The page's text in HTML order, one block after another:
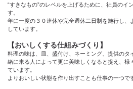
“すきなもの”のレベルを上げるために、社員のイ
す。
年に一度の３０連休や完全週休二日制を施行し、
しています。
【おいしくする仕組みづくり】
料理の味は、皿、盛付け、ネーミング、提供のタ
緒に来る人によって更に美味しくなると捉え、様
ています。
よりおいしい状態を作り出すことも仕事の一つで